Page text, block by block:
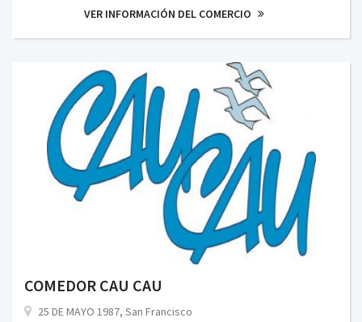
VER INFORMACIÓN DEL COMERCIO
COMEDOR CAU CAU
25 DE MAYO 1987, San Francisco